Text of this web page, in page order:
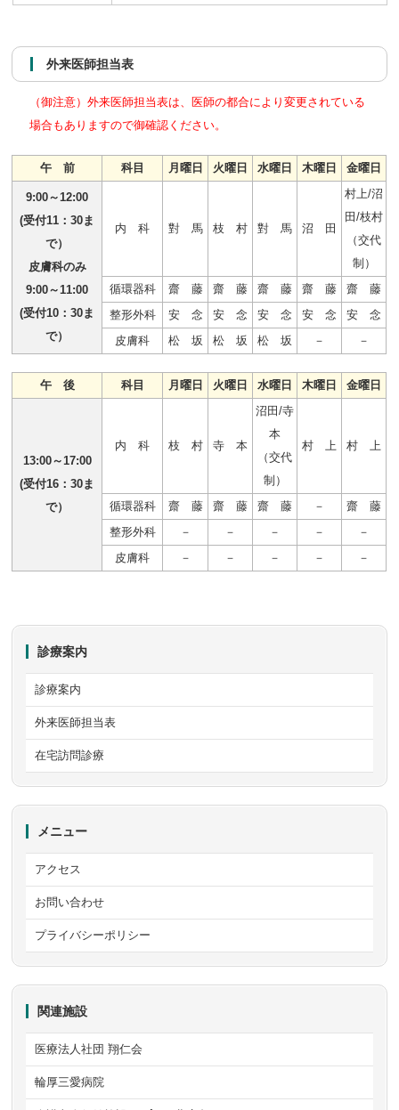
外来医師担当表
（御注意）外来医師担当表は、医師の都合により変更されている
場合もありますので御確認ください。
午 前 科目 月曜日 火曜日 水曜日 木曜日 金曜日
9:00～12:00
(受付11：30ま
で）
皮膚科のみ
9:00～11:00
(受付10：30ま
で）
内 科 對 馬 枝 村 對 馬 沼 田
村上/沼
田/枝村
（交代
制）
循環器科
齋 藤 齋 藤 齋 藤 齋 藤
齋 藤
整形外科
安 念 安 念 安 念 安 念
安 念
皮膚科
松 坂 松 坂 松 坂 － －
午 後 科目 月曜日 火曜日 水曜日 木曜日 金曜日
13:00～17:00
(受付16：30ま
で）
内 科 枝 村 寺 本
沼田/寺
本
（交代
制）
村 上 村 上
循環器科 齋 藤 齋 藤 齋 藤 －
齋 藤
整形外科
－ － － －
－
皮膚科
－ － － － －
診療案内
診療案内
外来医師担当表
在宅訪問診療
メニュー
アクセス
お問い合わせ
プライバシーポリシー
関連施設
医療法人社団 翔仁会
輪厚三愛病院